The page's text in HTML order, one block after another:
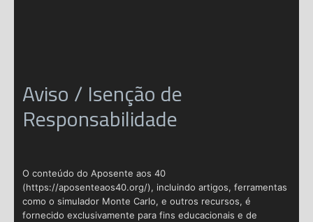
Aviso / Isenção de
Responsabilidade
O conteúdo do Aposente aos 40
(https://aposenteaos40.org/), incluindo artigos, ferramentas
como o simulador Monte Carlo, e outros recursos, é
fornecido exclusivamente para fins educacionais e de